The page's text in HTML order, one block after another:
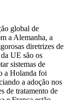
global de
a Alemanha, a
diretrizes de
UE são os
sistemas de
a Holanda foi
a adoção nos
de tratamento de